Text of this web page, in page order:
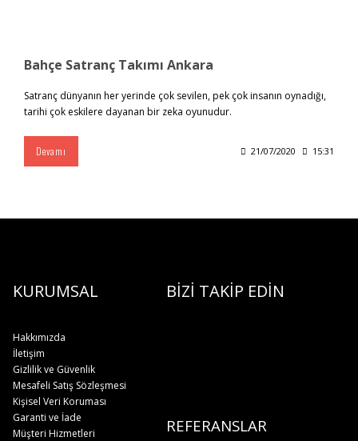
Bahçe Satranç Takımı Ankara
Satranç dünyanın her yerinde çok sevilen, pek çok insanın oynadığı,
tarihi çok eskilere dayanan bir zeka oyunudur.
Devamı 21/07/2020 15:31
KURUMSAL BİZİ TAKİP EDİN
Hakkımızda
İletişim
Gizlilik ve Güvenlik
Mesafeli Satış Sözleşmesi
Kişisel Veri Koruması
REFERANSLAR
Garanti ve İade
Müşteri Hizmetleri